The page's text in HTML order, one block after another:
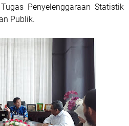
Penyelenggaraan Statistik
Publik.